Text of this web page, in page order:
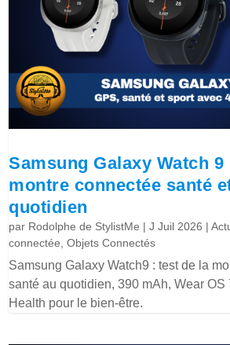
Samsung Galaxy Watch
montre connectée santé
quotidien
par Rodolphe de StylistMe |J Juil 2026 |
connectée,Objets Connectés
Samsung Galaxy Watch9 : test de la
santé au quotidien, 390 mAh, Wear OS
Health pour le bien-être.